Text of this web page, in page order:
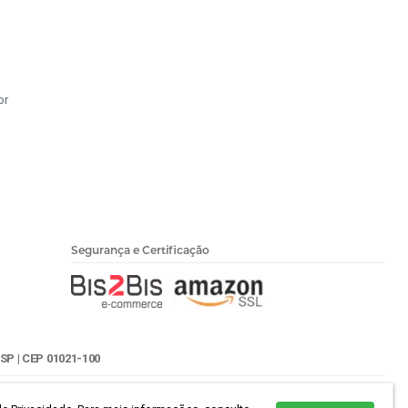
Segurança e Certificação
| CEP 01021-100